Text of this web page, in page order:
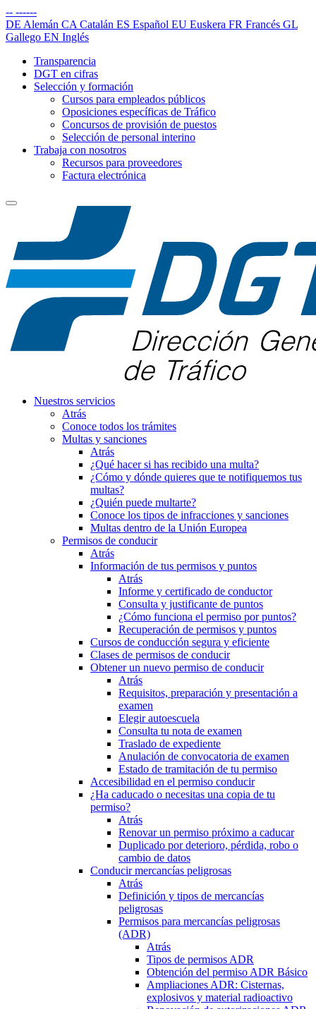
-- ------
DE Alemán CA Catalán ES Español EU Euskera FR Francés GL
Gallego EN Inglés
Transparencia
DGT en cifras
Selección y formación
Cursos para empleados públicos
Oposiciones específicas de Tráfico
Concursos de provisión de puestos
Selección de personal interino
Trabaja con nosotros
Recursos para proveedores
Factura electrónica
Nuestros servicios
Atrás
Conoce todos los trámites
Multas y sanciones
Atrás
¿Qué hacer si has recibido una multa?
¿Cómo y dónde quieres que te notifiquemos tus
multas?
¿Quién puede multarte?
Conoce los tipos de infracciones y sanciones
Multas dentro de la Unión Europea
Permisos de conducir
Atrás
Información de tus permisos y puntos
Atrás
Informe y certificado de conductor
Consulta y justificante de puntos
¿Cómo funciona el permiso por puntos?
Recuperación de permisos y puntos
Cursos de conducción segura y eficiente
Clases de permisos de conducir
Obtener un nuevo permiso de conducir
Atrás
Requisitos, preparación y presentación a
examen
Elegir autoescuela
Consulta tu nota de examen
Traslado de expediente
Anulación de convocatoria de examen
Estado de tramitación de tu permiso
Accesibilidad en el permiso conducir
¿Ha caducado o necesitas una copia de tu
permiso?
Atrás
Renovar un permiso próximo a caducar
Duplicado por deterioro, pérdida, robo o
cambio de datos
Conducir mercancías peligrosas
Atrás
Definición y tipos de mercancías
peligrosas
Permisos para mercancías peligrosas
(ADR)
Atrás
Tipos de permisos ADR
Obtención del permiso ADR Básico
Ampliaciones ADR: Cisternas,
explosivos y material radioactivo